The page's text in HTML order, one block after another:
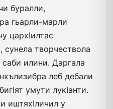
буралли,
гьарли-марли
цархIилтас
сунела творчествола
илини. Даргала
леб дебали
умути лукIанти.
иштяхIличил у